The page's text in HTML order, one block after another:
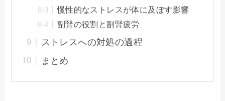
慢性的なストレスが体に及ぼす影響
副腎の役割と副腎疲労
ストレスへの対処の過程
まとめ